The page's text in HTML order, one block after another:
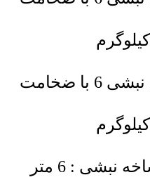
وزن هر متر طول نبشی 6 با ضخامت
نبشی : 6 متر